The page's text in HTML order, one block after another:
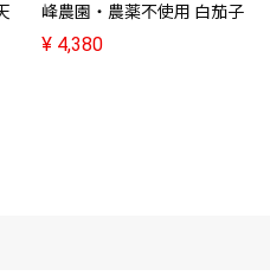
峰農園・農薬不使用 白茄子
¥ 4,380